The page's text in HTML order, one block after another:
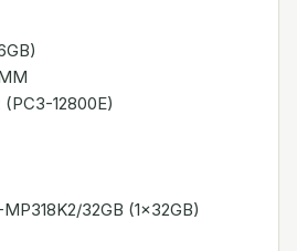
12800E)
32GB (1x32GB)